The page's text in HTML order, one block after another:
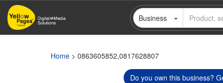
Skip
main
Business
Home > 0863605852,0817628807
Do you own this business?